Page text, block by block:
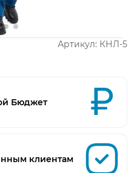
Артикул: КНЛ-5
Бюджет
клиентам